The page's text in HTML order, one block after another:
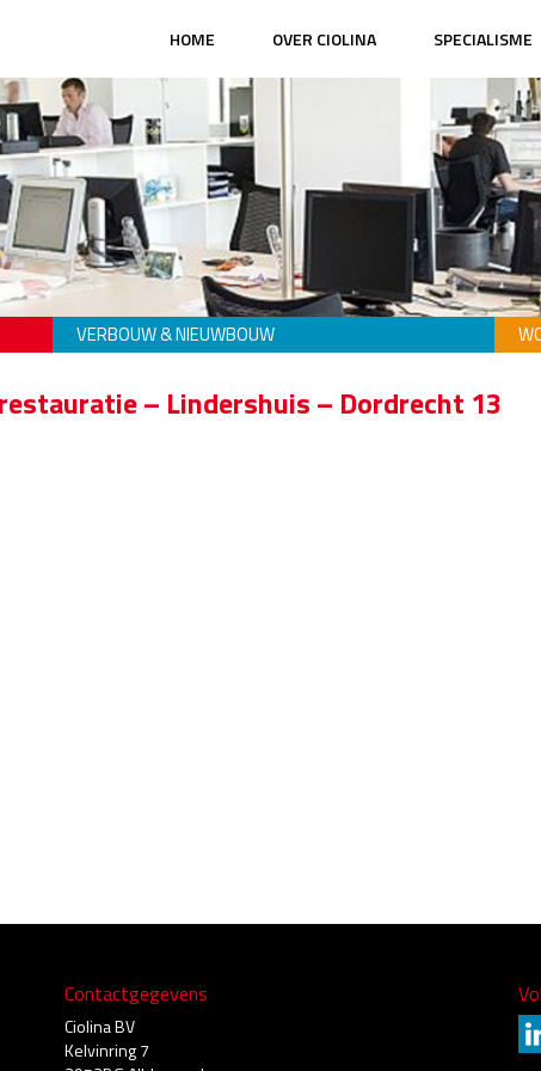
HOME OVER CIOLINA SPECIALISME
VERBOUW & NIEUWBOUW
– Lindershuis – Dordrecht 13
Contactgegevens
Ciolina BV
Kelvinring 7